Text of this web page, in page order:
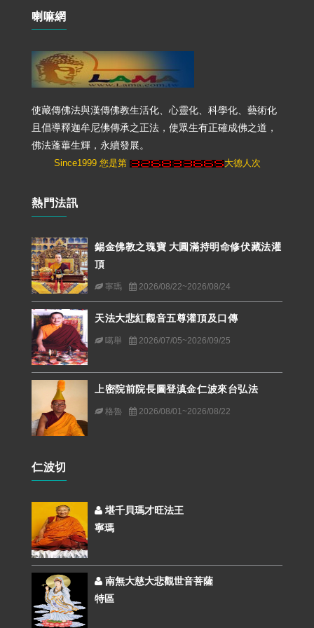
喇嘛網
使藏傳佛法與漢傳佛教生活化、心靈化、科學化、藝術化
且倡導釋迦牟尼佛傳承之正法，使眾生有正確成佛之道，
佛法蓬蓽生輝，永續發展。
Since1999 您是第 大德人次
熱門法訊
錫金佛教之瑰寶 大圓滿持明命修伏藏法灌
頂
寧瑪 2026/08/22~2026/08/24
天法大悲紅觀音五尊灌頂及口傳
噶舉 2026/07/05~2026/09/25
上密院前院長圖登滇金仁波來台弘法
格魯 2026/08/01~2026/08/22
仁波切
堪千貝瑪才旺法王
寧瑪
南無大慈大悲觀世音菩薩
特區